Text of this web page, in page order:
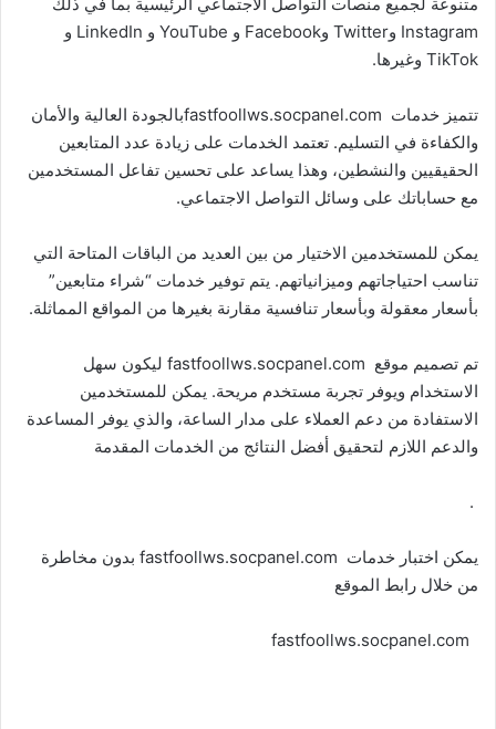
Instagram وTwitter وFacebook و YouTube و LinkedIn و
TikTok وغيرها.
تتميز خدمات fastfoollws.socpanel.comبالجودة العالية والأمان
والكفاءة في التسليم. تعتمد الخدمات على زيادة عدد المتابعين
الحقيقيين والنشطين، وهذا يساعد على تحسين تفاعل المستخدمين
مع حساباتك على وسائل التواصل الاجتماعي.
يمكن للمستخدمين الاختيار من بين العديد من الباقات المتاحة التي
تناسب احتياجاتهم وميزانياتهم. يتم توفير خدمات “شراء متابعين”
بأسعار معقولة وبأسعار تنافسية مقارنة بغيرها من المواقع المماثلة.
تم تصميم موقع fastfoollws.socpanel.com ليكون سهل
الاستخدام ويوفر تجربة مستخدم مريحة. يمكن للمستخدمين
الاستفادة من دعم العملاء على مدار الساعة، والذي يوفر المساعدة
والدعم اللازم لتحقيق أفضل النتائج من الخدمات المقدمة
.
يمكن اختبار خدمات fastfoollws.socpanel.com بدون مخاطرة
من خلال رابط الموقع